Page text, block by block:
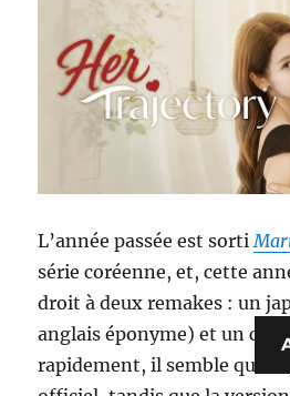
L’année passée est sorti
série coréenne, et, cette
droit à deux remakes : un
anglais éponyme) et un
rapidement, il semble que le